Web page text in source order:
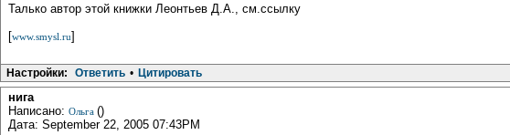
Талько автор этой книжки Леонтьев Д.А., см.ссылку
[www.smysl.ru]
Настройки: Ответить • Цитировать
нига
Написано: Ольга ()
Дата: September 22, 2005 07:43PM